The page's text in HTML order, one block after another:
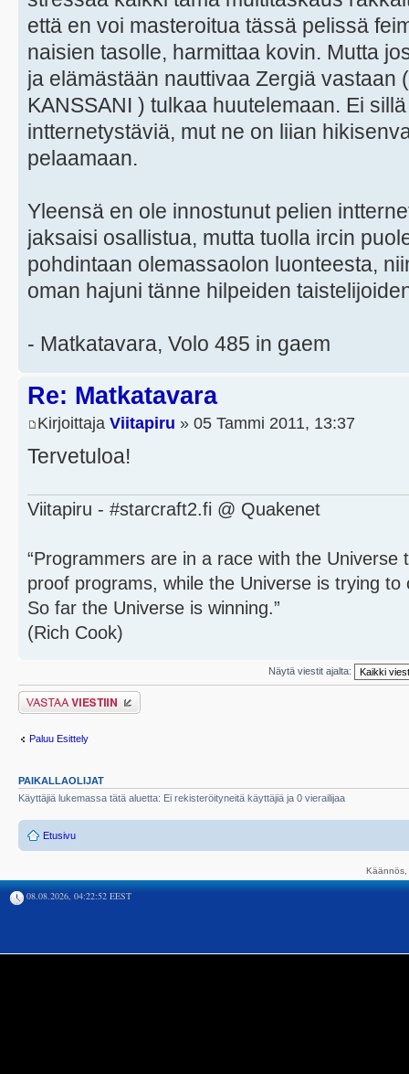
että en voi masteroitua tässä pelissä
naisien tasolle, harmittaa kovin. Mutta
ja elämästään nauttivaa Zergiä vastaan
KANSSANI ) tulkaa huutelemaan. Ei
intternetystäviä, mut ne on liian
pelaamaan.
Yleensä en ole innostunut pelien
jaksaisi osallistua, mutta tuolla ircin
pohdintaan olemassaolon luonteesta,
oman hajuni tänne hilpeiden
- Matkatavara, Volo 485 in gaem
Re: Matkatavara
Kirjoittaja Viitapiru » 05 Tammi 2011, 13:37
Tervetuloa!
Viitapiru - #starcraft2.fi @ Quakenet
“Programmers are in a race with the
proof programs, while the Universe is trying
So far the Universe is winning.”
(Rich Cook)
Näytä viestit ajalta:
Lähetä vastaus
Paluu Esittely
PAIKALLAOLIJAT
Käyttäjiä lukemassa tätä aluetta: Ei rekisteröityneitä käyttäjiä ja 0 vierailijaa
Etusivu
08.08.2026, 04:22:52 EEST